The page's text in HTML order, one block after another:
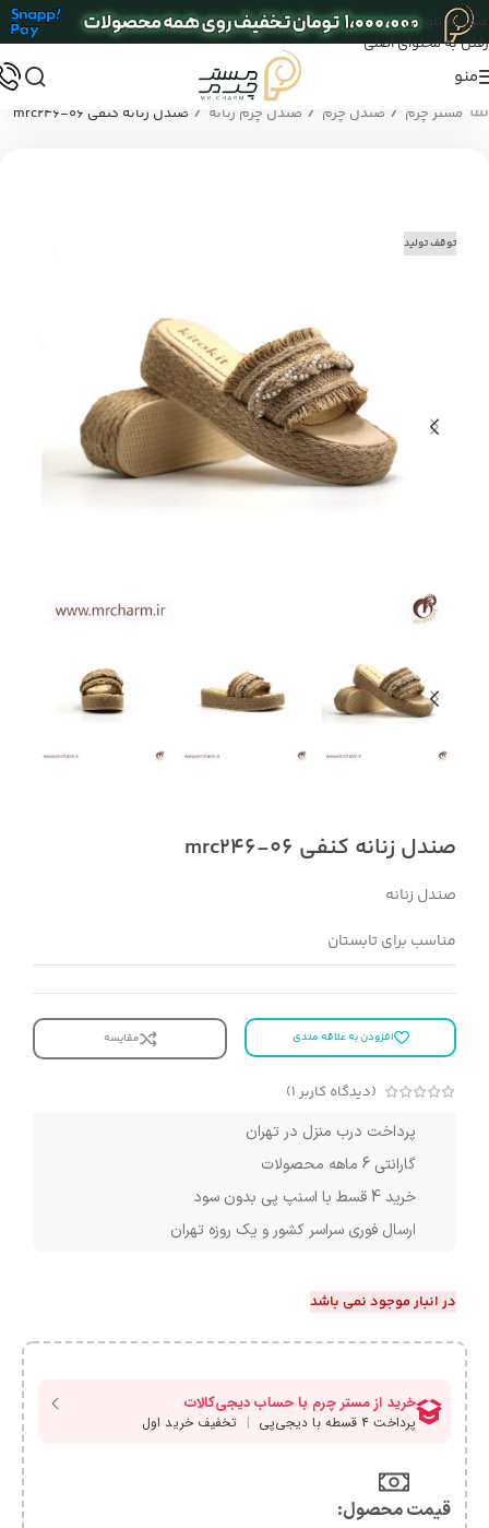
عبور به ناوبری
رفتن به محتوای اصلی
منو
مستر چرم / صندل چرم / صندل چرم زنانه / صندل زنانه کنفی mrc246-06
توقف تولید
صندل زنانه کنفی mrc246-06
صندل زنانه
مناسب برای تابستان
افزودن به علاقه مندی مقایسه
(دیدگاه کاربر 1
)
پرداخت درب منزل در تهران
گارانتی 6 ماهه محصولات
خرید 4 قسط با اسنپ پی بدون سود
ارسال فوری سراسر کشور و یک روزه تهران
در انبار موجود نمی باشد
قیمت محصول:​